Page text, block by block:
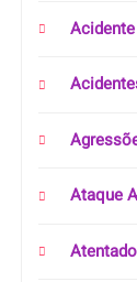
Ataque